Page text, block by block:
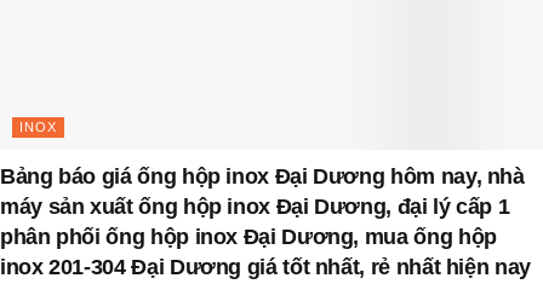
INOX
Bảng báo giá ống hộp inox Đại Dương hôm nay, nhà
máy sản xuất ống hộp inox Đại Dương, đại lý cấp 1
phân phối ống hộp inox Đại Dương, mua ống hộp
inox 201-304 Đại Dương giá tốt nhất, rẻ nhất hiện nay